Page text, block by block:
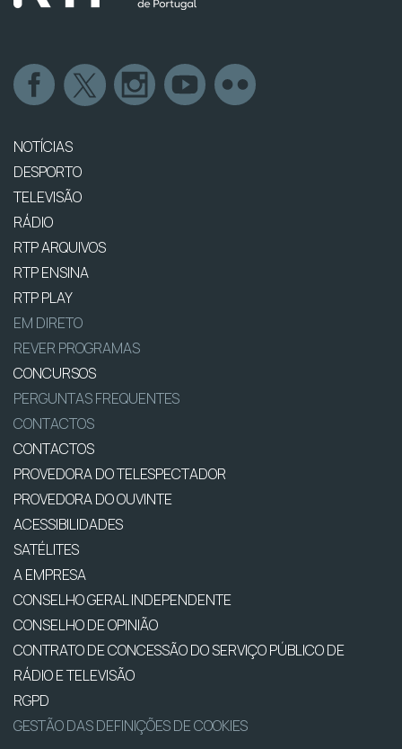
NOTÍCIAS
DESPORTO
TELEVISÃO
RÁDIO
RTP ARQUIVOS
RTP ENSINA
RTP PLAY
EM DIRETO
REVER PROGRAMAS
CONCURSOS
PERGUNTAS FREQUENTES
CONTACTOS
CONTACTOS
PROVEDORA DO TELESPECTADOR
PROVEDORA DO OUVINTE
ACESSIBILIDADES
SATÉLITES
A EMPRESA
CONSELHO GERAL INDEPENDENTE
CONSELHO DE OPINIÃO
CONTRATO DE CONCESSÃO DO SERVIÇO PÚBLICO DE
RÁDIO E TELEVISÃO
RGPD
GESTÃO DAS DEFINIÇÕES DE COOKIES